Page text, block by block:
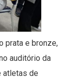
prata e bronze,
auditório da
atletas de